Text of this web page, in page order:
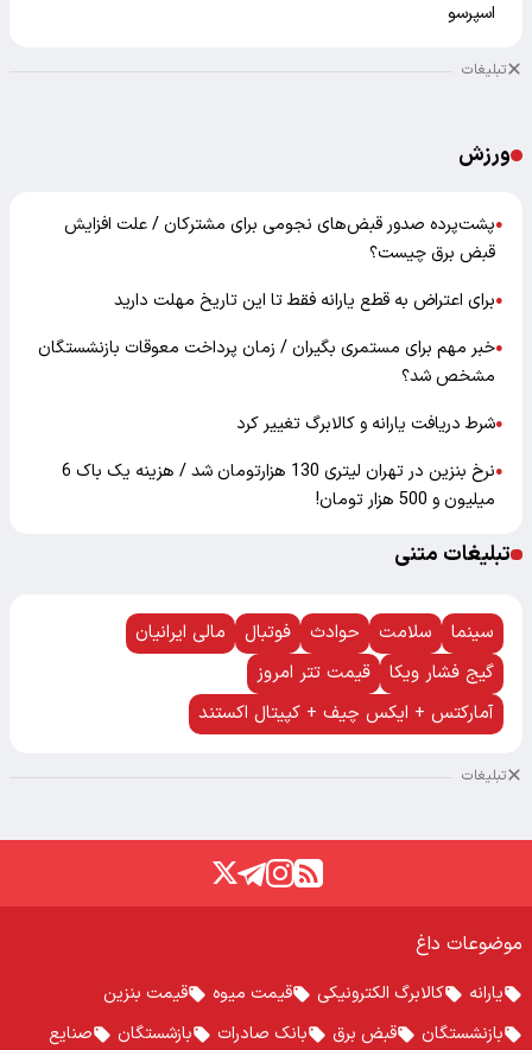
اسپرسو
تبلیغات
ورزش
●پشت‌پرده صدور قبض‌های نجومی برای مشترکان / علت افزایش
قبض برق چیست؟
●برای اعتراض به قطع یارانه فقط تا این تاریخ مهلت دارید
●خبر مهم برای مستمری بگیران / زمان پرداخت معوقات بازنشستگان
مشخص شد؟
●شرط دریافت یارانه و کالابرگ تغییر کرد
●
نرخ بنزین در تهران لیتری 130 هزارتومان شد / هزینه یک باک 6
میلیون و 500 هزار تومان!
تبلیغات متنی
سینما سلامت حوادث فوتبال
مالی ایرانیان
گیج فشار ویکا
قیمت تتر امروز
آمارکتس + ایکس چیف + کپیتال اکستند
تبلیغات
موضوعات داغ
یارانه کالابرگ الکترونیکی قیمت میوه
قیمت بنزین
بازنشستگان
قبض برق بانک صادرات بازشستگان صنایع